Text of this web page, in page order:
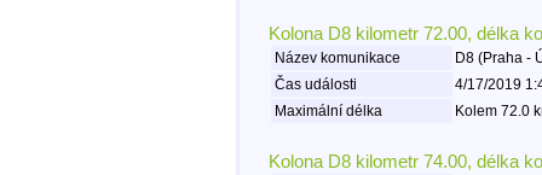
Kolona D8 kilometr 72.00, délka
Název komunikace
D8 (Praha -
Čas události
4/17/2019
Maximální délka
Kolem 72.0
Kolona D8 kilometr 74.00, délka